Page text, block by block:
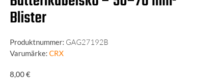
Blister
Produktnummer: GAG27192B
Varumärke: CRX
8,00€